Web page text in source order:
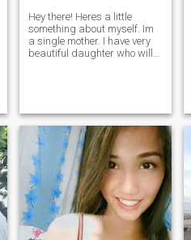
Hey there! Heres a little
something about myself. Im
a single mother. I have very
beautiful daughter who will
waste each others time. I wo